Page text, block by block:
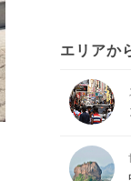
エリアか